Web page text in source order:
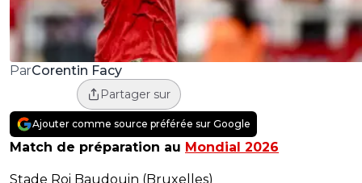
ParCorentin Facy
Partager sur
Ajouter comme source préférée sur Google
Match de préparation au Mondial 2026
Stade Roi Baudouin (Bruxelles)